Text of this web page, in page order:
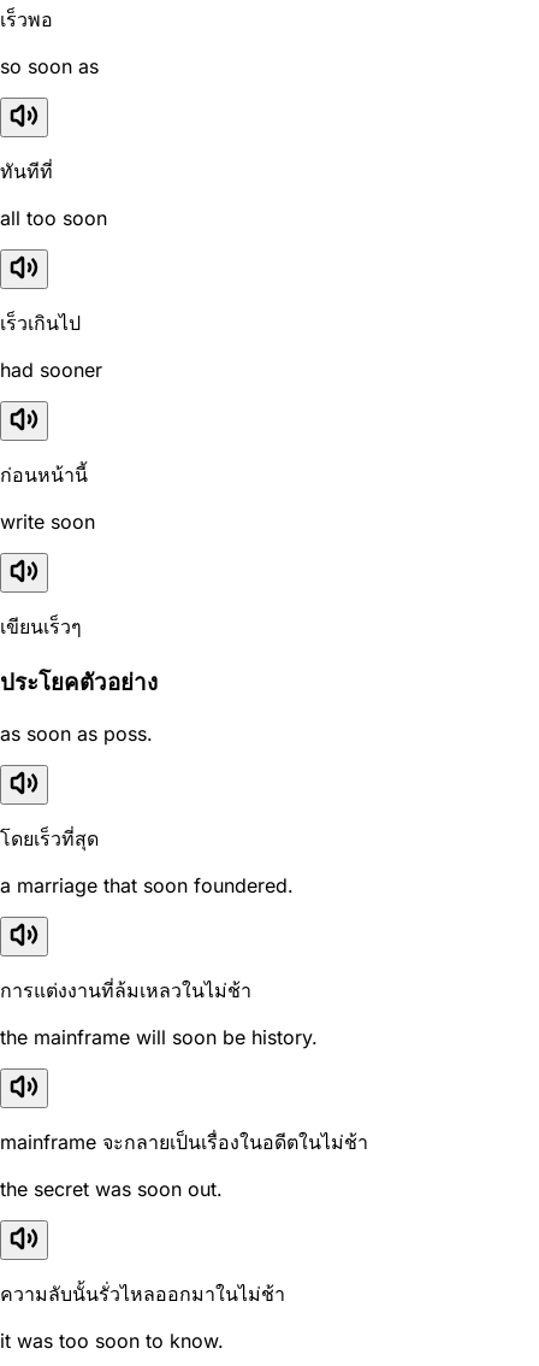
เร็วพอ
so soon as
ทันทีที่
all too soon
เร็วเกินไป
had sooner
ก่อนหน้านี้
write soon
เขียนเร็วๆ
ประโยคตัวอย่าง
as soon as poss.
โดยเร็วที่สุด
a marriage that soon foundered.
การแต่งงานที่ล้มเหลวในไม่ช้า
the mainframe will soon be history.
mainframe จะกลายเป็นเรื่องในอดีตในไม่ช้า
the secret was soon out.
ความลับนั้นรั่วไหลออกมาในไม่ช้า
it was too soon to know.